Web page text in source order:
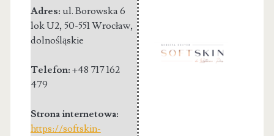
Adres: ul. Borowska 6
lok U2, 50-551 Wrocław,
dolnośląskie
Telefon: +48 717 162
479
Strona internetowa:
https://softskin-